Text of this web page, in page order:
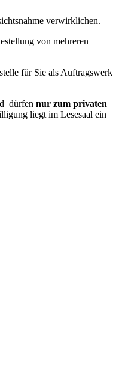
verwirklichen.
von mehreren
für Sie als Auftragswerk
dürfen nur zum privaten
liegt im Lesesaal ein